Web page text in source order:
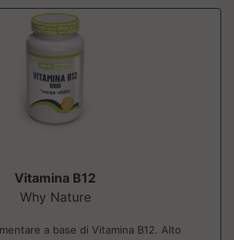
Vitamina B12
Why Nature
a base di Vitamina B12. Alto